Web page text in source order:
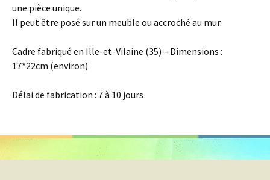
une pièce unique.
Il peut être posé sur un meuble ou accroché au mur.
Cadre fabriqué en Ille-et-Vilaine (35) – Dimensions :
17*22cm (environ)
Délai de fabrication : 7 à 10 jours